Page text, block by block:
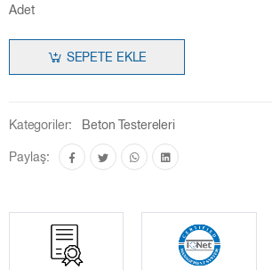
Adet
SEPETE EKLE
Kategoriler: Beton Testereleri
Paylaş: